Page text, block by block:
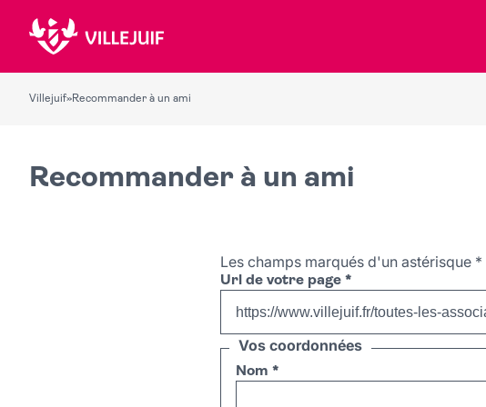
Villejuif»Recommander à un ami
Recommander à un ami
Les champs marqués d'un astérisque *
Url de votre page *
Vos coordonnées
Nom *